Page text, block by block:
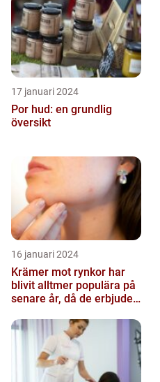
17 januari 2024
Por hud: en grundlig
översikt
16 januari 2024
Krämer mot rynkor har
blivit alltmer populära på
senare år, då de erbjuder
lösni...